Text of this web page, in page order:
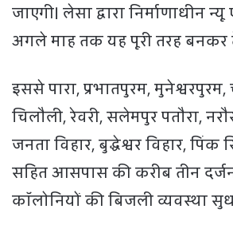
जाएगी। लेसा द्वारा निर्माणाधीन
अगले माह तक यह पूरी तरह बनकर
इससे पारा, प्रभातपुरम, मुनेश्वरपुरम,
चिलौली, रेवरी, सलेमपुर पतौरा,
जनता विहार, बुद्धेश्वर विहार,
सहित आसपास की करीब तीन
कॉलोनियों की बिजली व्यवस्था